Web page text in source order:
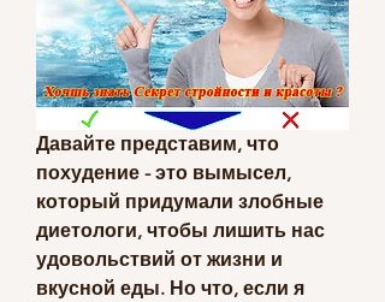
Давайте представим, что
похудение - это вымысел,
который придумали злобные
диетологи, чтобы лишить нас
удовольствий от жизни и
вкусной еды. Но что, если я